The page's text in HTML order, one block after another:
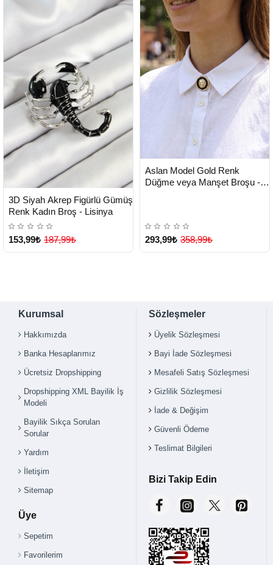
TESLİMAT
Yeni Ürün
3D Siyah Akrep Figürlü Gümüş
Renk Kadın Broş - Lisinya
153,99₺ 187,99₺
HIZLI
TESLİMAT
Aslan Model Gold Renk
Düğme veya Manşet Broşu -
293,99₺ 358,99₺
Kurumsal
Hakkımızda
Banka Hesaplarımız
Ücretsiz Dropshipping
Dropshipping XML Bayilik İş
Modeli
Bayilik Sıkça Sorulan
Sorular
Yardım
İletişim
Sitemap
Üye
Sepetim
Favorilerim
Sözleşmeler
Üyelik Sözleşmesi
Bayi İade Sözleşmesi
Mesafeli Satış Sözleşmesi
Gizlilik Sözleşmesi
İade & Değişim
Güvenli Ödeme
Teslimat Bilgileri
Bizi Takip Edin